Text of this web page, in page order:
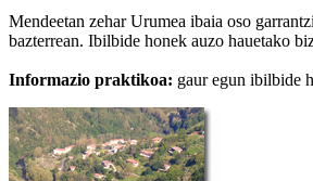
Mendeetan zehar Urumea ibaia oso
bazterrean. Ibilbide honek auzo hauetako
Informazio praktikoa: gaur egun ibilbide